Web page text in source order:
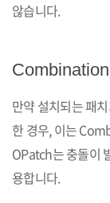
않습니다.
만약 설치되는 패
한 경우, 이는
OPatch는 충돌이
용합니다.